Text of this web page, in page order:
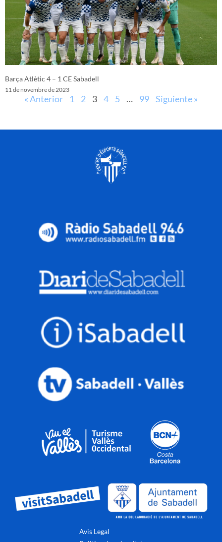
Barça Atlètic 4 – 1 CE Sabadell
11 de novembre de 2023
« Anterior 1 2 3 4 5 … 99 Siguiente »
Avis Legal